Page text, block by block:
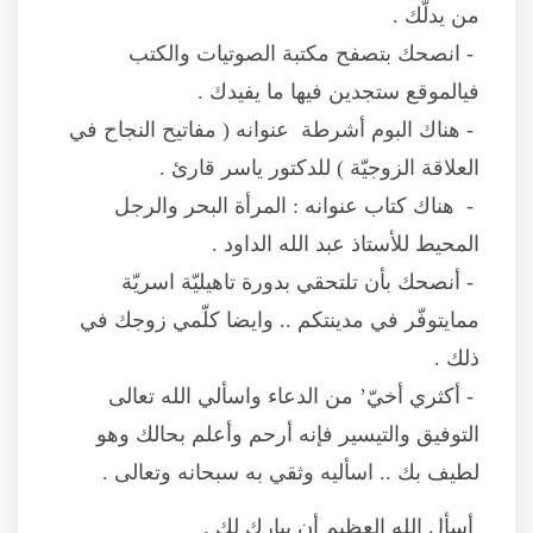
من يدلّك .
- انصحك بتصفح مكتبة الصوتيات والكتب
فيالموقع ستجدين فيها ما يفيدك .
- هناك البوم أشرطة عنوانه ( مفاتيح النجاح في
العلاقة الزوجيّة ) للدكتور ياسر قارئ .
- هناك كتاب عنوانه : المرأة البحر والرجل
المحيط للأستاذ عبد الله الداود .
- أنصحك بأن تلتحقي بدورة تاهيليّة اسريّة
ممايتوفّر في مدينتكم .. وايضا كلّمي زوجك في
ذلك .
- أكثري أخيّ’ من الدعاء واسألي الله تعالى
التوفيق والتيسير فإنه أرحم وأعلم بحالك وهو
لطيف بك .. اسأليه وثقي به سبحانه وتعالى .
أسأل الله العظيم أن يبارك لك .